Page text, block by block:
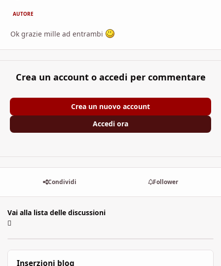
AUTORE
Ok grazie mille ad entrambi
Crea un account o accedi per commentare
Crea un nuovo account
Accedi ora
Condividi Follower
Vai alla lista delle discussioni
Inserzioni blog